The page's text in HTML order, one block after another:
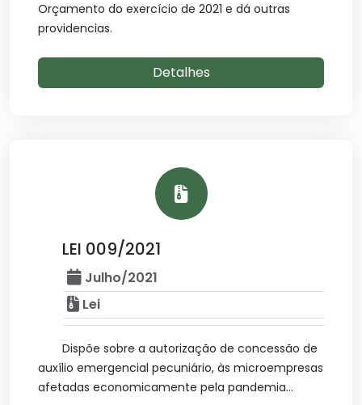
Orçamento do exercício de 2021 e dá outras
providencias.
Detalhes
LEI 009/2021
Julho/2021
Lei
Dispõe sobre a autorização de concessão de
auxílio emergencial pecuniário, às microempresas
afetadas economicamente pela pandemia...